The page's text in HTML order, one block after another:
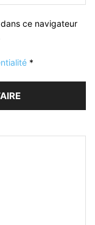
ce navigateur
*